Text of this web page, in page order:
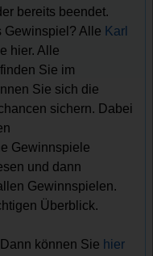
bereits beendet.
Gewinspiel? Alle Karl
hier. Alle
Sie im
Sie sich die
sichern. Dabei
Gewinnspiele
und dann
Gewinnspielen.
Überblick.
können Sie hier